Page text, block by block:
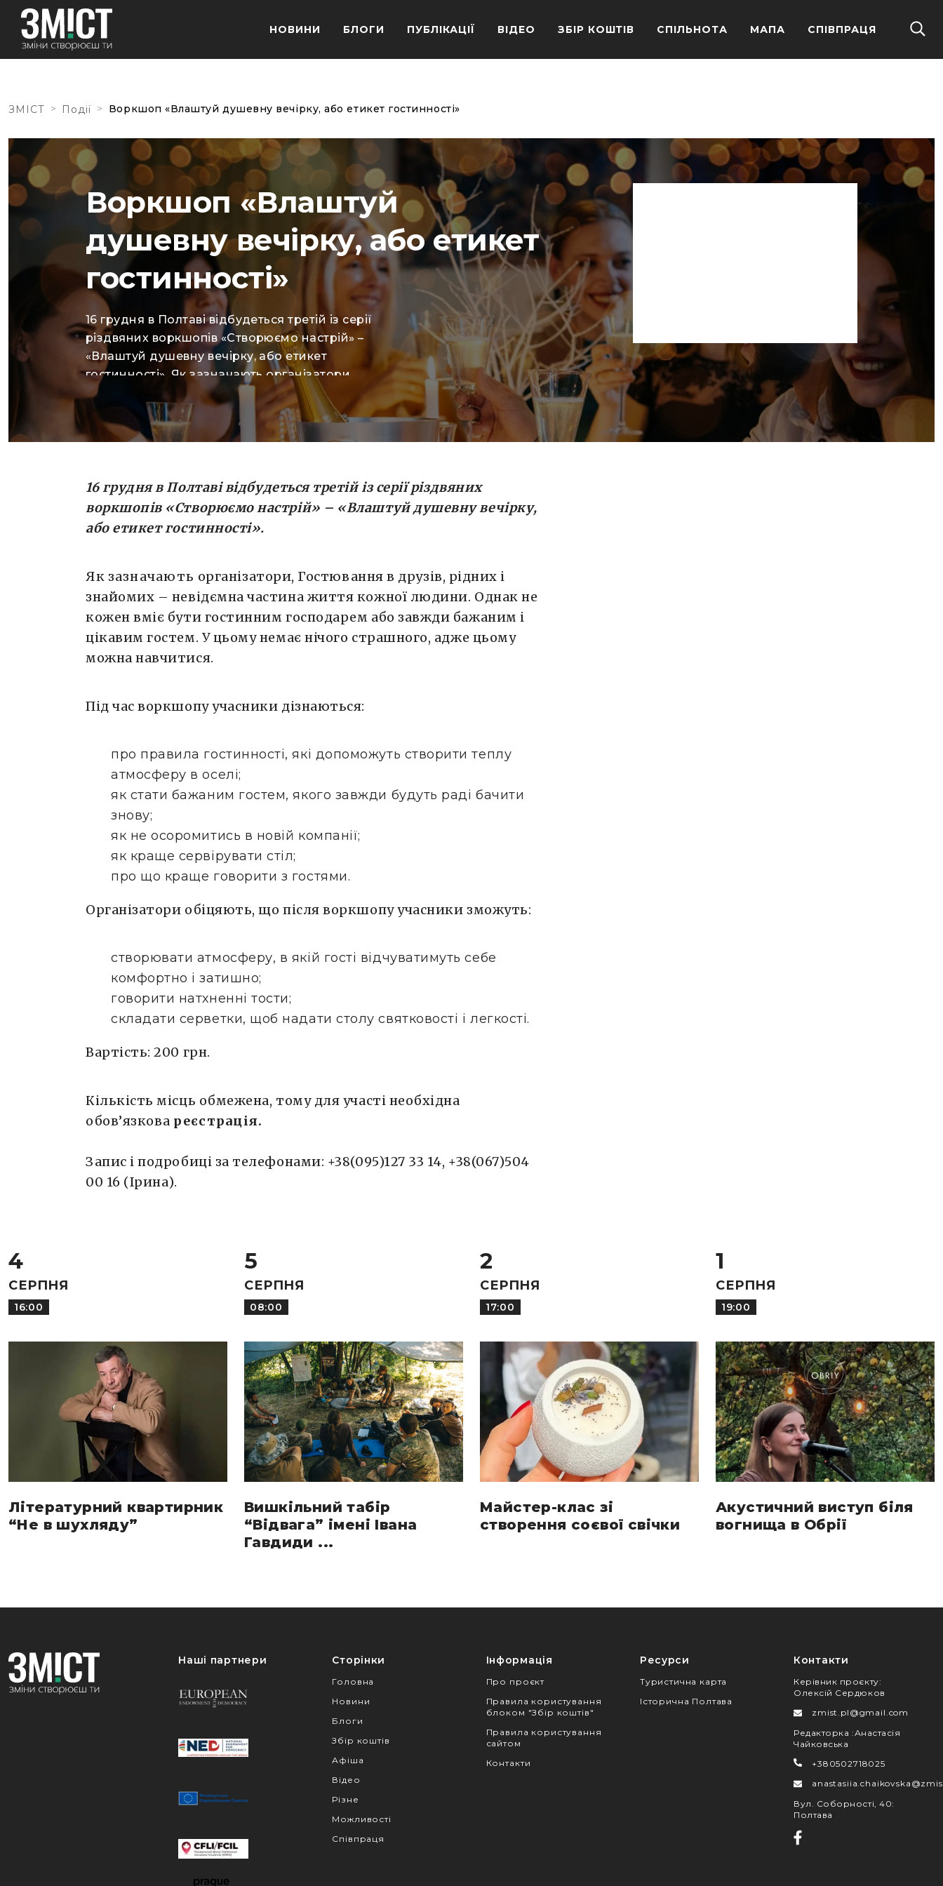
НОВИНИ БЛОГИ ПУБЛІКАЦІЇ ВІДЕО ЗБІР КОШТІВ СПІЛЬНОТА МАПА СПІВПРАЦЯ
ЗМІСТ > Події > Воркшоп «Влаштуй душевну вечірку, або етикет гостинності»
Воркшоп «Влаштуй
душевну вечірку, або етикет
гостинності»
16 грудня в Полтаві відбудеться третій із серії
різдвяних воркшопів «Створюємо настрій» –
«Влаштуй душевну вечірку, або етикет
гостинності». Як зазначають організатори,
Гостювання в друзів, рідних і знайомих –
невідємна частина життя кожної людини.
Однак не кожен вміє бути гостинним
цьому можна […]
16 грудняв Полтаві відбудеться третійіз серії різдвяних
воркшопів «Створюємо настрій» – «Влаштуй душевну вечірку,
або етикет гостинності».
Як зазначають організатори, Гостювання в друзів, рідних і
знайомих – невідємна частина життя кожної людини. Однак не
кожен вміє бути гостинним господарем або завжди бажаним і
цікавим гостем. У цьому немає нічого страшного, адже цьому
можна навчитися.
Під час воркшопу учасники дізнаються:
про правила гостинності, які допоможуть створити теплу
атмосферу в оселі;
як стати бажаним гостем, якого завжди будуть раді бачити
знову;
як не осоромитись в новій компанії;
як краще сервірувати стіл;
про що краще говорити з гостями.
Організатори обіцяють, що після воркшопу учасники зможуть:
створювати атмосферу, в якій гості відчуватимуть себе
комфортно і затишно;
говорити натхненні тости;
складати серветки, щоб надати столу святковості і легкості.
Вартість: 200 грн.
Кількість місць обмежена, тому для участі необхідна
обов’язкова реєстрація.
Запис і подробиці за телефонами: +38(095)127 33 14, +38(067)504
00 16 (Ірина).
4
СЕРПНЯ
16:00
Літературний квартирник
“Не в шухляду”
5
СЕРПНЯ
08:00
Вишкільний табір
“Відвага” імені Івана
Гавдиди ...
2
СЕРПНЯ
17:00
Майстер-клас зі
створення соєвої свічки
1
СЕРПНЯ
19:00
Акустичний виступ біля
вогнища в Обрії
Наші партнери Сторінки
Головна
Новини
Блоги
Збір коштів
Афіша
Відео
Різне
Можливості
Співпраця
Інформація
Про проєкт
Правила користування
блоком "Збір коштів"
Правила користування
сайтом
Контакти
Ресурси
Туристична карта
Історична Полтава
Контакти
Керівник проєкту:
Олексій Сердюков
zmist.pl@gmail.com
Редакторка :Анастасія
Чайковська
+380502718025
Вул. Соборності, 40:
Полтава